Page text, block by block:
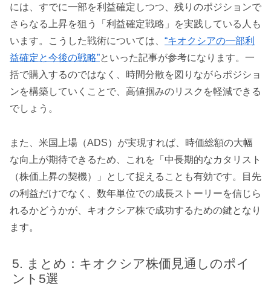
には、すでに一部を利益確定しつつ、残りのポジションで
さらなる上昇を狙う「利益確定戦略」を実践している人も
います。こうした戦術については、 “キオクシアの一部利
益確定と今後の戦略”といった記事が参考になります。一
括で購入するのではなく、時間分散を図りながらポジショ
ンを構築していくことで、高値掴みのリスクを軽減できる
でしょう。
また、米国上場（ADS）が実現すれば、時価総額の大幅
な向上が期待できるため、これを「中長期的なカタリスト
（株価上昇の契機）」として捉えることも有効です。目先
の利益だけでなく、数年単位での成長ストーリーを信じら
れるかどうかが、キオクシア株で成功するための鍵となり
ます。
まとめ：キオクシア株価見通しのポイ
ント5選